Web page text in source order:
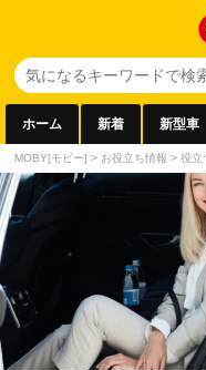
ホーム 新着 新型車
MOBY[モビー] > お役立ち情報 > 役立